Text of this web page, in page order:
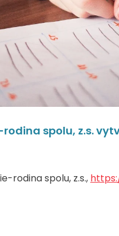
spolu, z.s.
rodina spolu, z.s.,